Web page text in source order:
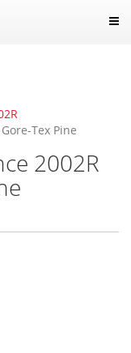
Tex Pine
2002R